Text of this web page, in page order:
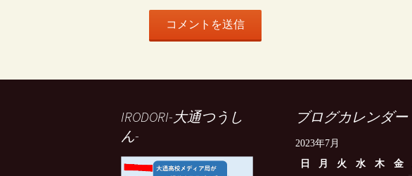
IRODORI-大通つうし
ん-
ブログカレンダー
2023年7月
日
月 火 水 木 金